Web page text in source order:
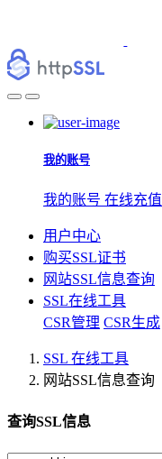
我的账号
我的账号 在线充值
用户中心
购买SSL证书
网站SSL信息查询
SSL在线工具
CSR管理 CSR生成
SSL 在线工具
网站SSL信息查询
查询SSL信息